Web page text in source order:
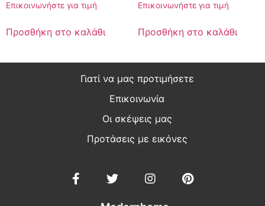
Επικοινωνήστε για τιμή
Προσθήκη στο καλάθι
Επικοινωνήστε για τιμή
Προσθήκη στο καλάθι
Γιατί να μας προτιμήσετε
Επικοινωνία
Οι σκέψεις μας
Προτάσεις με εικόνες